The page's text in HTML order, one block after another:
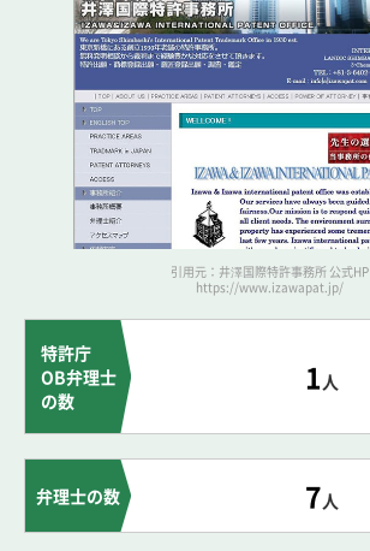
引用元：井澤国際特許事務所 公式HP
https://www.izawapat.jp/
特許庁
OB弁理士
の数
1人
弁理士の数 7人